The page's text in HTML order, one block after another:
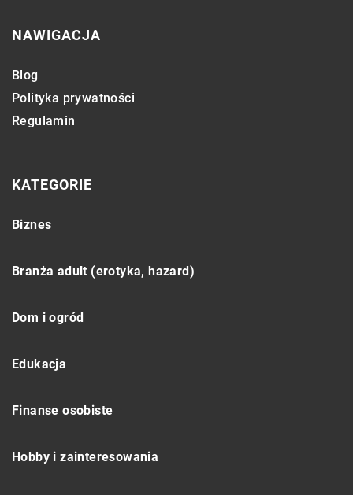
NAWIGACJA
Blog
Polityka prywatności
Regulamin
KATEGORIE
Biznes
Branża adult (erotyka, hazard)
Dom i ogród
Edukacja
Finanse osobiste
Hobby i zainteresowania